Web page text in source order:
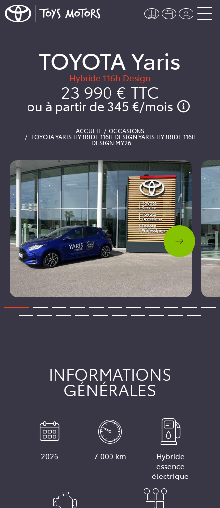
TOYOTA Yaris
Hybride 116h Design
23 990 € TTC
ou à partir de 345 €/mois
ACCUEIL OCCASIONS
TOYOTA YARIS HYBRIDE 116H DESIGN YARIS HYBRIDE 116H
DESIGN MY26
INFORMATIONS
GÉNÉRALES
2026 7 000 km
Hybride
essence
électrique